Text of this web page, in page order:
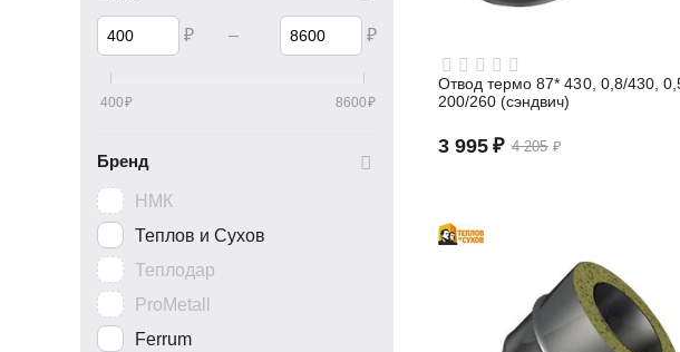
₽ – ₽
400₽ 8600₽
Бренд
НМК
Теплов и Сухов
Теплодар
ProMetall
Ferrum
Отвод термо 87* 430, 0,8/430,
200/260 (сэндвич)
4 205 ₽
3 995 ₽